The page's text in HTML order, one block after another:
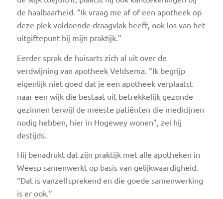
de haalbaarheid. “Ik vraag me af of een apotheek op
deze plek voldoende draagvlak heeft, ook los van het
uitgiftepunt bij mijn praktijk.”
Eerder sprak de huisarts zich al uit over de
verdwijning van apotheek Veldsema. “Ik begrijp
eigenlijk niet goed dat je een apotheek verplaatst
naar een wijk die bestaat uit betrekkelijk gezonde
gezinnen terwijl de meeste patiënten die medicijnen
nodig hebben, hier in Hogewey wonen”, zei hij
destijds.
Hij benadrukt dat zijn praktijk met alle apotheken in
Weesp samenwerkt op basis van gelijkwaardigheid.
“Dat is vanzelfsprekend en die goede samenwerking
is er ook.”